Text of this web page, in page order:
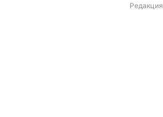
Редакция